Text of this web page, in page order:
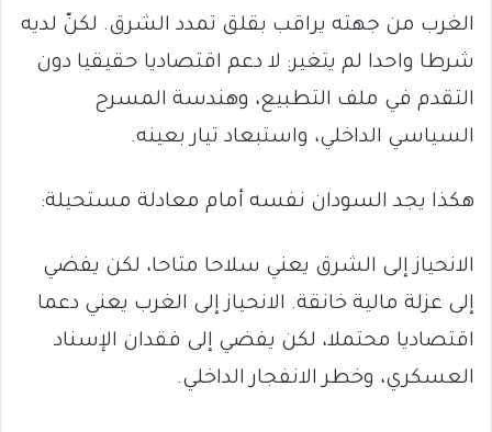
الغرب من جهته يراقب بقلق تمدد الشرق. لكنّ لديه
شرطا واحدا لم يتغير: لا دعم اقتصاديا حقيقيا دون
التقدم في ملف التطبيع، وهندسة المسرح
السياسي الداخلي، واستبعاد تيار بعينه.
هكذا يجد السودان نفسه أمام معادلة مستحيلة:
الانحياز إلى الشرق يعني سلاحا متاحا، لكن يفضي
إلى عزلة مالية خانقة. الانحياز إلى الغرب يعني دعما
اقتصاديا محتملا، لكن يفضي إلى فقدان الإسناد
العسكري، وخطر الانفجار الداخلي.